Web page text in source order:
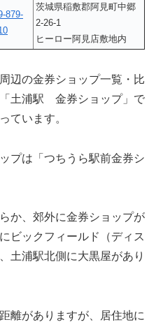
879-
茨城県稲敷郡阿見町中郷
2-26-1
ヒーロー阿見店敷地内
辺の金券ショップ一覧・比
土浦駅 金券ショップ」で
ています。
プは「つちうら駅前金券シ
か、郊外に金券ショップが
ビックフィールド（ディス
土浦駅北側に大黒屋があり
離がありますが、居住地に